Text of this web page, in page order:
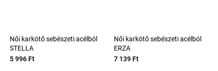
Női karkötő sebészeti acélból
STELLA
5 996 Ft
Női karkötő sebészeti acélból
ERZA
7 139 Ft